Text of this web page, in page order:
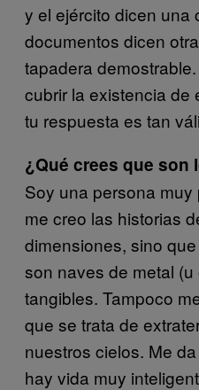
y el ejército dicen una
documentos dicen
tapadera
cubrir la existencia de
tu respuesta es tan
¿Qué crees que son
Soy una persona
me creo las historias
dimensiones, sino
son naves de metal (u
tangibles. Tampoco
que se trata de
nuestros cielos. Me
hay vida muy